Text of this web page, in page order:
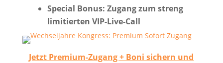
Special Bonus: Zugang zum streng
limitierten VIP-Live-Call
Jetzt Premium-Zugang + Boni sichern und